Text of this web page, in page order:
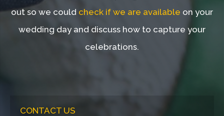
out so we couldcheck if we are availableon your
wedding day and discuss how to capture your
celebrations.
CONTACT US